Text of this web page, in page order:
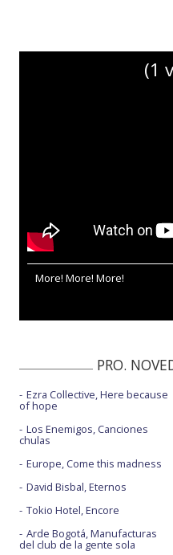
(1
More! More! More!
PRO.
Ezra Collective, Here because
of hope
Los Enemigos, Canciones
chulas
Europe, Come this madness
David Bisbal, Eternos
Tokio Hotel, Encore
Arde Bogotá, Manufacturas
del club de la gente sola